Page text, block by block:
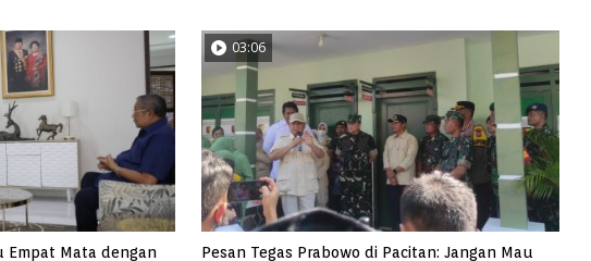
Empat Mata dengan
03:06
Pesan Tegas Prabowo di Pacitan: Jangan Mau